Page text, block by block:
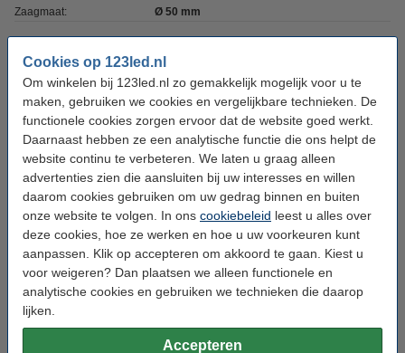
Cookies op 123led.nl
Om winkelen bij 123led.nl zo gemakkelijk mogelijk voor u te
maken, gebruiken we cookies en vergelijkbare technieken. De
functionele cookies zorgen ervoor dat de website goed werkt.
Daarnaast hebben ze een analytische functie die ons helpt de
website continu te verbeteren. We laten u graag alleen
advertenties zien die aansluiten bij uw interesses en willen
daarom cookies gebruiken om uw gedrag binnen en buiten
onze website te volgen. In ons cookiebeleid leest u alles over
deze cookies, hoe ze werken en hoe u uw voorkeuren kunt
aanpassen. Klik op accepteren om akkoord te gaan. Kiest u
voor weigeren? Dan plaatsen we alleen functionele en
analytische cookies en gebruiken we technieken die daarop
lijken.
Accepteren
Zaagmaat: Ø 50 mm
Werktemperatuur: 0 tot +35 °C
IP20
Video: Productvideo
Handleiding: PDF
Oud voor nieuw: uw oude apparaat
Werkt met
Fibaro Homey SmartThings Thinka